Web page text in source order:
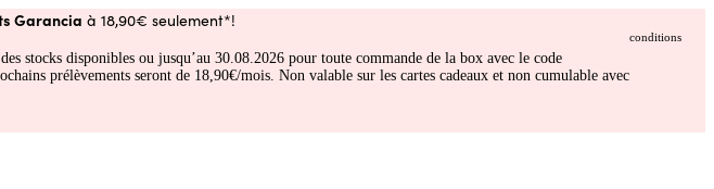
Garancia à 18,90€ seulement*!
conditions
stocks disponibles ou jusqu’au 30.08.2026 pour toute commande de la box avec le code
prélèvements seront de 18,90€/mois. Non valable sur les cartes cadeaux et non cumulable avec